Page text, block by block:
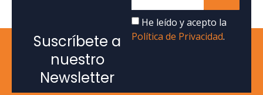
Suscríbete a
nuestro
Newsletter
He leído y acepto la
Política de Privacidad.